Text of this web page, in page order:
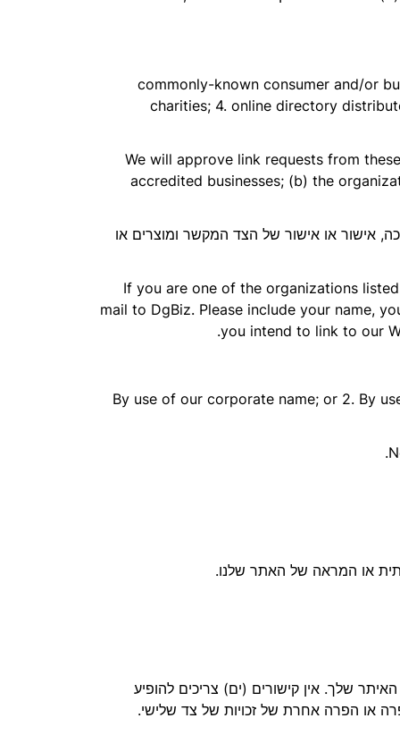
1. commonly-known consumer and/or
charities; 4. online directory
We will approve link requests from
accredited businesses; (b) the
אישור או אישור של הצד המקשר ומוצרים או
If you are one of the organizations
mail to DgBiz. Please include your name,
you intend to link to our
1. By use of our corporate name; or 2.
או המראה של האתר שלנו.
שלך. אין קישורים (ים) צריכים להופיע
או הפרה אחרת של זכויות של צד שלישי.